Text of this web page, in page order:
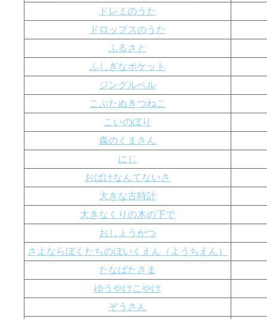
ドレミのうた
ドロップスのうた
ふるさと
ふしぎなポケット
ジングルベル
こぶたぬきつねこ
こいのぼり
森のくまさん
にじ
おばけなんてないさ
大きな古時計
大きなくりの木の下で
おしょうがつ
さよならぼくたちのほいくえん（ようちえん）
たなばたさま
ゆうやけこやけ
ぞうさん